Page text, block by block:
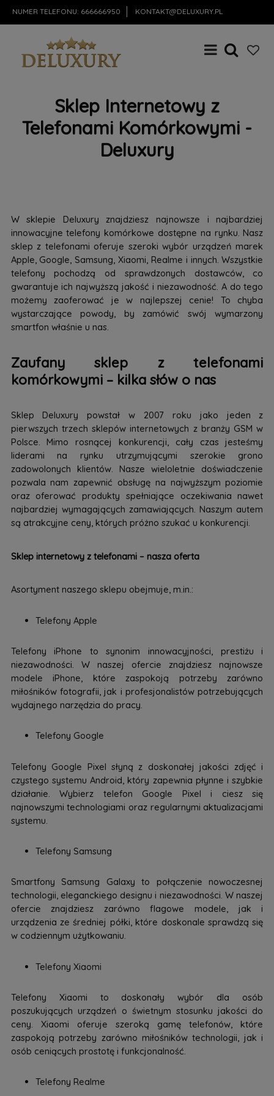
NUMER TELEFONU: 666666950 KONTAKT@DELUXURY.PL
Sklep Internetowy z
Telefonami Komórkowymi -
Deluxury
W sklepie Deluxury znajdziesz najnowsze i najbardziej
innowacyjne telefony komórkowe dostępne na rynku. Nasz
sklep z telefonami oferuje szeroki wybór urządzeń marek
Apple, Google, Samsung, Xiaomi, Realme i innych. Wszystkie
telefony pochodzą od sprawdzonych dostawców, co
gwarantuje ich najwyższą jakość i niezawodność. A do tego
możemy zaoferować je w najlepszej cenie! To chyba
wystarczające powody, by zamówić swój wymarzony
smartfon właśnie u nas.
Zaufany sklep z telefonami
komórkowymi – kilka słów o nas
Sklep Deluxury powstał w 2007 roku jako jeden z
pierwszych trzech sklepów internetowych z branży GSM w
Polsce. Mimo rosnącej konkurencji, cały czas jesteśmy
liderami na rynku utrzymującymi szerokie grono
zadowolonych klientów. Nasze wieloletnie doświadczenie
pozwala nam zapewnić obsługę na najwyższym poziomie
oraz oferować produkty spełniające oczekiwania nawet
najbardziej wymagających zamawiających. Naszym autem
są atrakcyjne ceny, których próżno szukać u konkurencji.
Sklep internetowy z telefonami – nasza oferta
Asortyment naszego sklepu obejmuje, m.in.:
Telefony Apple
Telefony iPhone to synonim innowacyjności, prestiżu i
niezawodności. W naszej ofercie znajdziesz najnowsze
modele iPhone, które zaspokoją potrzeby zarówno
miłośników fotografii, jak i profesjonalistów potrzebujących
wydajnego narzędzia do pracy.
Telefony Google
Telefony Google Pixel słyną z doskonałej jakości zdjęć i
czystego systemu Android, który zapewnia płynne i szybkie
działanie. Wybierz telefon Google Pixel i ciesz się
najnowszymi technologiami oraz regularnymi aktualizacjami
systemu.
Telefony Samsung
Smartfony Samsung Galaxy to połączenie nowoczesnej
technologii, eleganckiego designu i niezawodności. W naszej
ofercie znajdziesz zarówno flagowe modele, jak i
urządzenia ze średniej półki, które doskonale sprawdzą się
w codziennym użytkowaniu.
Telefony Xiaomi
Telefony Xiaomi to doskonały wybór dla osób
poszukujących urządzeń o świetnym stosunku jakości do
ceny. Xiaomi oferuje szeroką gamę telefonów, które
zaspokoją potrzeby zarówno miłośników technologii, jak i
osób ceniących prostotę i funkcjonalność.
Telefony Realme